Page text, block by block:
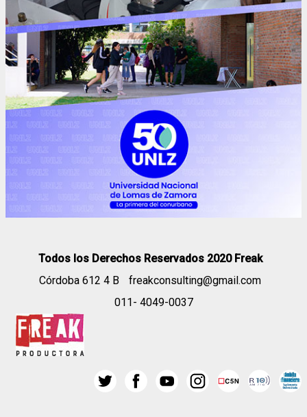
Todos los Derechos Reservados 2020 Freak
Córdoba 612 4 B
freakconsulting@gmail.com
011- 4049-0037